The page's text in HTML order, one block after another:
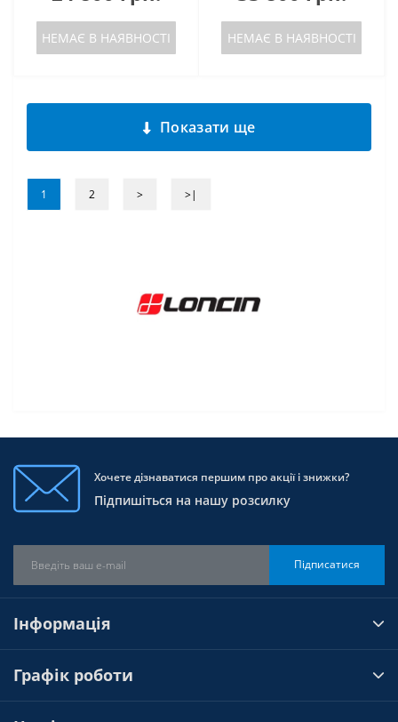
НЕМАЄ В НАЯВНОСТІ НЕМАЄ В НАЯВНОСТІ
Показати ще
1 2 > >|
Хочете дізнаватися першим про акції і знижки?
Підпишіться на нашу розсилку
Підписатися
Інформація
Графік роботи